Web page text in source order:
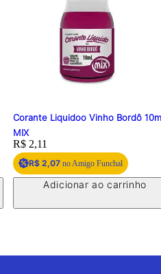
Corante Liquidoo Vinho Bordô
MIX
Price:
R$ 2,11
R$ 2,07 no Amigo Funchal
Adicionar ao carrinho